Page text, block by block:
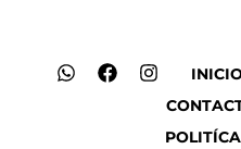
W
F
I